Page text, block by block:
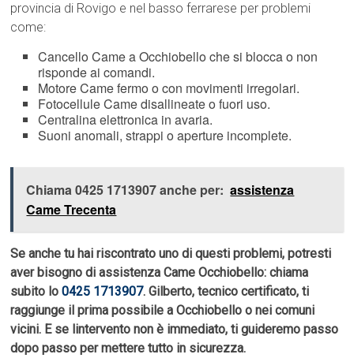
provincia di Rovigo e nel basso ferrarese per problemi
come:
Cancello Came a Occhiobello che si blocca o non
risponde ai comandi.
Motore Came fermo o con movimenti irregolari.
Fotocellule Came disallineate o fuori uso.
Centralina elettronica in avaria.
Suoni anomali, strappi o aperture incomplete.
Chiama 0425 1713907 anche per: assistenza
Came Trecenta
Se anche tu hai riscontrato uno di questi problemi, potresti
aver bisogno di assistenza Came Occhiobello: chiama
subito lo0425 1713907. Gilberto, tecnico certificato, ti
raggiunge il prima possibile a Occhiobello o nei comuni
vicini. E se lintervento non è immediato, ti guideremo passo
dopo passo per mettere tutto in sicurezza.